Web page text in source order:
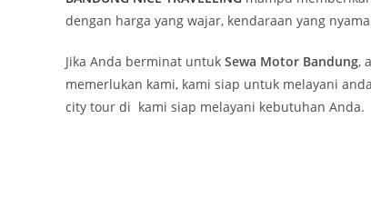
dengan harga yang wajar, kendaraan yang
Jika Anda berminat untuk Sewa Motor Bandung,
memerlukan kami, kami siap untuk melayani
city tour di kami siap melayani kebutuhan Anda.